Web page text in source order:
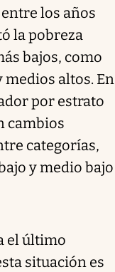
los años
la pobreza
bajos, como
medios altos. En
por estrato
cambios
categorías,
y medio bajo
el último
situación es